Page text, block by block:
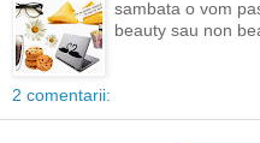
sambata o vom
beauty sau non
2 comentarii: